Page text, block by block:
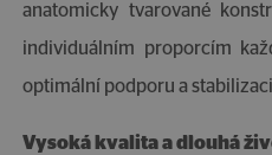
anatomicky tvarované
individuálním proporcím
optimální podporu a
Vysoká kvalita a dlouhá